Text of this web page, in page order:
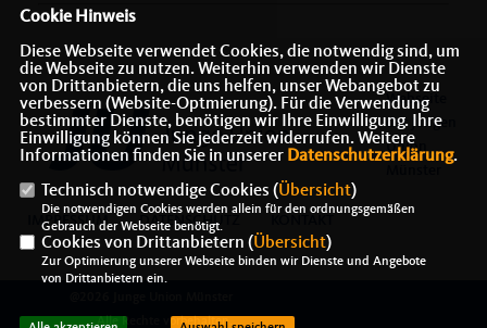
Webseite
der Jungen
Union
IMPRESSUM DATENSCHUTZ
Alle Rechte vorbehalten.
Cookie Hinweis
Diese Webseite verwendet Cookies, die notwendig sind, um
die Webseite zu nutzen. Weiterhin verwenden wir Dienste
von Drittanbietern, die uns helfen, unser Webangebot zu
verbessern (Website-Optmierung). Für die Verwendung
bestimmter Dienste, benötigen wir Ihre Einwilligung. Ihre
Einwilligung können Sie jederzeit widerrufen. Weitere
Informationen finden Sie in unserer Datenschutzerklärung.
Technisch notwendige Cookies (Übersicht)
Die notwendigen Cookies werden allein für den ordnungsgemäßen
Gebrauch der Webseite benötigt.
Cookies von Drittanbietern (Übersicht)
Zur Optimierung unserer Webseite binden wir Dienste und Angebote
von Drittanbietern ein.